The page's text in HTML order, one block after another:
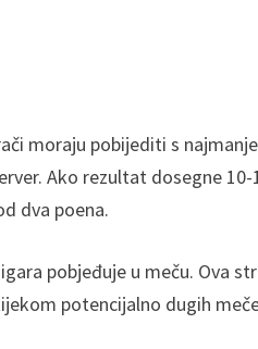
moraju pobijediti s
Ako rezultat dosegne
dva poena.
pobjeđuje u meču. Ova
potencijalno dugih